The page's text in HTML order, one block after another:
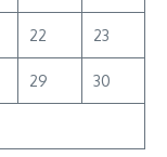
22 23
29 30